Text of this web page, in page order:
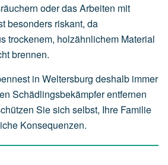
oderdasArbeiten mit
besonders riskant, da
trockenem, holzähnlichem Material
brennen.
in Weltersburg deshalb immer
Schädlingsbekämpfer entfernen
Sie sich selbst, Ihre Familie
Konsequenzen.